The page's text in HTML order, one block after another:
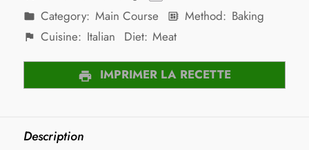
Category: Main Course Method: Baking
Cuisine: Italian Diet: Meat
IMPRIMER LA RECETTE
Description